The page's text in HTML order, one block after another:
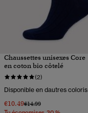
Chaussettes unisexes Core
en coton bio côtelé
(2)
Disponible en dautres coloris
€10.49Prix réduit de
€14.99à